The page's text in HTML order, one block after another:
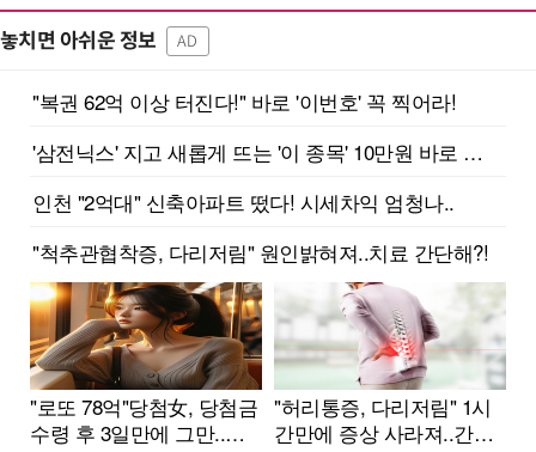
놓치면 아쉬운 정보 AD